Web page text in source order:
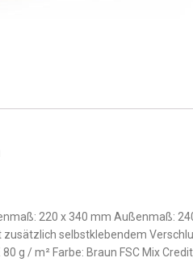
220 x 340 mm Außenmaß:
zusätzlich selbstklebendem
g / m² Farbe: Braun FSC Mix